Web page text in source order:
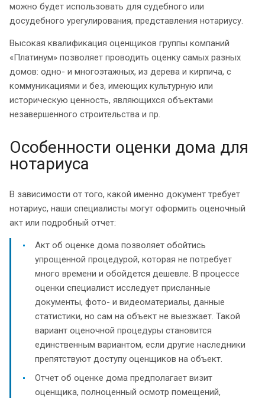
можно будет использовать для судебного или
досудебного урегулирования, представления нотариусу.
Высокая квалификация оценщиков группы компаний
«Платинум» позволяет проводить оценку самых разных
домов: одно- и многоэтажных, из дерева и кирпича, с
коммуникациями и без, имеющих культурную или
историческую ценность, являющихся объектами
незавершенного строительства и пр.
Особенности оценки дома для
нотариуса
В зависимости от того, какой именно документ требует
нотариус, наши специалисты могут оформить оценочный
акт или подробный отчет:
Акт об оценке дома позволяет обойтись
упрощенной процедурой, которая не потребует
много времени и обойдется дешевле. В процессе
оценки специалист исследует присланные
документы, фото- и видеоматериалы, данные
статистики, но сам на объект не выезжает. Такой
вариант оценочной процедуры становится
единственным вариантом, если другие наследники
препятствуют доступу оценщиков на объект.
Отчет об оценке дома предполагает визит
оценщика, полноценный осмотр помещений,